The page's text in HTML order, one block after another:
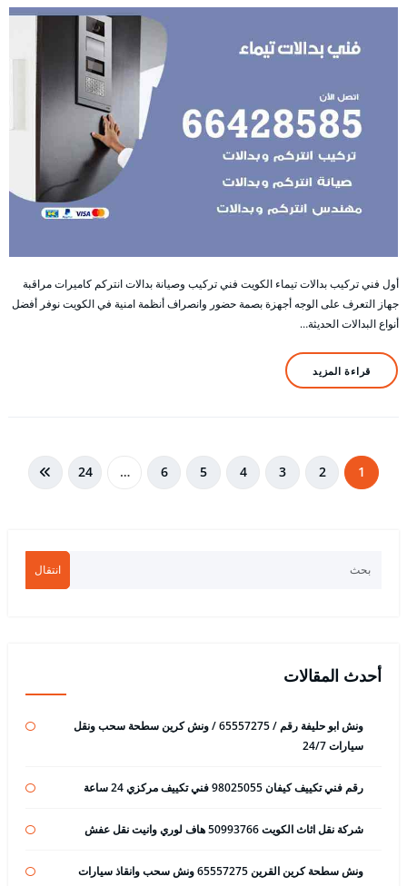
أول فني تركيب بدالات تيماء الكويت فني تركيب وصيانة بدالات انتركم كاميرات مراقبة
جهاز التعرف على الوجه أجهزة بصمة حضور وانصراف أنظمة امنية في الكويت نوفر أفضل
أنواع البدالات الحديثة…
قراءة المزيد
تعدد 1
2
3
4
5
6
…
24
انتقال
أحدث المقالات
ونش ابو حليفة رقم / 65557275 / ونش كرين سطحة سحب ونقل
سيارات 24/7
رقم فني تكييف كيفان 98025055 فني تكييف مركزي 24 ساعة
شركة نقل اثاث الكويت 50993766 هاف لوري وانيت نقل عفش
ونش سطحة كرين القرين 65557275 ونش سحب وانقاذ سيارات